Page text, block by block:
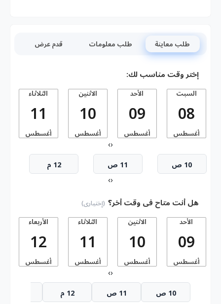
طلب معاينة طلب معلومات قدم عرض
إختر وقت مناسب لك:
السبت
08
أغسطس
الأحد
09
أغسطس
الاثنين
10
أغسطس
الثلاثاء
11
أغسطس
‹
›
10 ص 11 ص 12 م
‹
›
هل أنت متاح فى وقت أخر؟ (إختيارى)
الأحد
09
أغسطس
الاثنين
10
أغسطس
الثلاثاء
11
أغسطس
الأربعاء
12
أغسطس
‹
›
10 ص 11 ص 12 م